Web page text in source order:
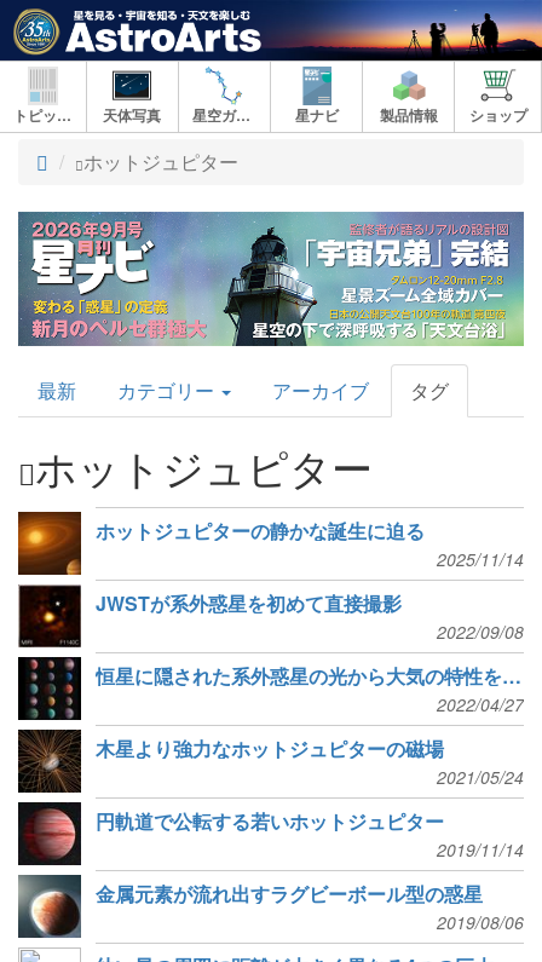
トピックス 天体写真 星空ガイド 星ナビ 製品情報 ショップ
ト
プ
ホットジュピター
AstroArts
Topics
最新 カテゴリー アーカイブ タグ
ホットジュピター
ホットジュピターの静かな誕生に迫る
2025/11/14
JWSTが系外惑星を初めて直接撮影
2022/09/08
恒星に隠された系外惑星の光から大気の特性を解明
2022/04/27
木星より強力なホットジュピターの磁場
2021/05/24
円軌道で公転する若いホットジュピター
2019/11/14
金属元素が流れ出すラグビーボール型の惑星
2019/08/06